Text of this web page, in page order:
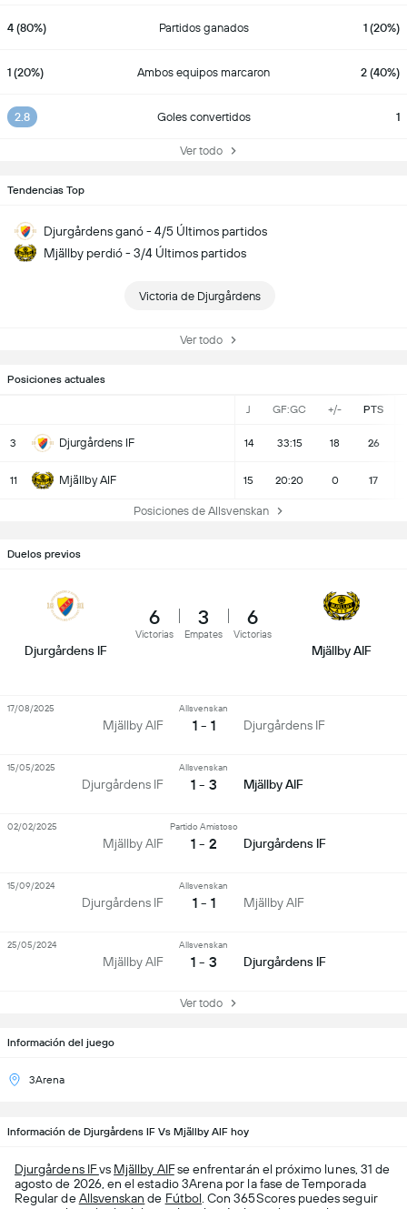
4 (80%) Partidos ganados 1 (20%)
1 (20%) Ambos equipos marcaron 2 (40%)
2.8 Goles convertidos 1
Ver todo
Tendencias Top
Djurgårdens ganó - 4/5 Últimos partidos
Mjällby perdió - 3/4 Últimos partidos
Victoria de Djurgårdens
Ver todo
Posiciones actuales
J GF:GC +/- PTS
3 Djurgårdens IF 14 33:15 18 26
11 Mjällby AIF 15 20:20 0 17
Posiciones de Allsvenskan
Información del juego
3Arena
Duelos previos
Djurgårdens IF
6
Victorias
3
Empates
6
Victorias
Mjällby AIF
Mjällby AIF
Allsvenskan
1 - 1 Djurgårdens IF
17/08/2025
Djurgårdens IF
Allsvenskan
1 - 3 Mjällby AIF
15/05/2025
Mjällby AIF
Partido Amistoso
1 - 2 Djurgårdens IF
02/02/2025
Djurgårdens IF
Allsvenskan
1 - 1 Mjällby AIF
15/09/2024
Mjällby AIF
Allsvenskan
1 - 3 Djurgårdens IF
25/05/2024
Ver todo
Información de Djurgårdens IF Vs Mjällby AIF hoy
Djurgårdens IFvs Mjällby AIFse enfrentarán el próximo lunes, 31 de
agosto de 2026, en el estadio 3Arena por la fase de Temporada
Regular deAllsvenskan de Fútbol . Con 365Scores puedes seguir